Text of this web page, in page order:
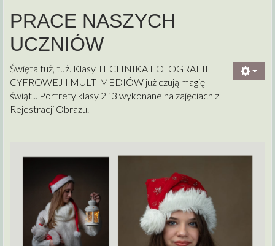
PRACE NASZYCH
UCZNIÓW
Święta tuż, tuż. Klasy TECHNIKA FOTOGRAFII
CYFROWEJ I MULTIMEDIÓW już czują magię
świąt... Portrety klasy 2 i 3 wykonane na zajęciach z
Rejestracji Obrazu.